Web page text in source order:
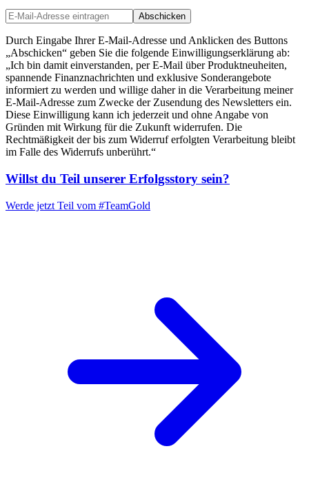
Abschicken
Durch Eingabe Ihrer E-Mail-Adresse und Anklicken des Buttons
„Abschicken“ geben Sie die folgende Einwilligungserklärung ab:
„Ich bin damit einverstanden, per E-Mail über Produktneuheiten,
spannende Finanznachrichten und exklusive Sonderangebote
informiert zu werden und willige daher in die Verarbeitung meiner
E-Mail-Adresse zum Zwecke der Zusendung des Newsletters ein.
Diese Einwilligung kann ich jederzeit und ohne Angabe von
Gründen mit Wirkung für die Zukunft widerrufen. Die
Rechtmäßigkeit der bis zum Widerruf erfolgten Verarbeitung bleibt
im Falle des Widerrufs unberührt.“
Willst du Teil unserer Erfolgsstory sein?
Werde jetzt Teil vom #TeamGold